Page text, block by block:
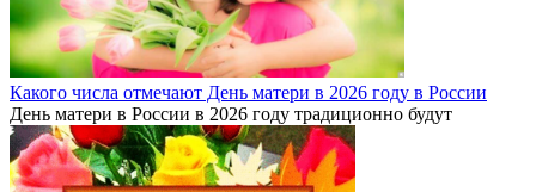
Какого числа отмечают День матери в 2026 году в России
День матери в России в 2026 году традиционно будут